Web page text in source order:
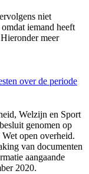
niet
iemand heeft
meer
over de periode
Welzijn en Sport
genomen op
open overheid.
van documenten
aangaande
2020.